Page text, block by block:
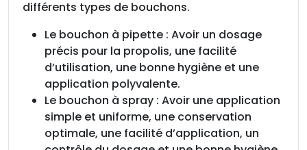
différents types de bouchons.
Le bouchon à pipette : Avoir un dosage
précis pour la propolis, une facilité
d’utilisation, une bonne hygiène et une
application polyvalente.
Le bouchon à spray : Avoir une application
simple et uniforme, une conservation
optimale, une facilité d’application, un